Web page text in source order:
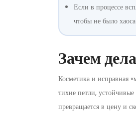
Если в процессе
чтобы не было
Зачем
Косметика и исправная
тихие петли,
превращается в цену и